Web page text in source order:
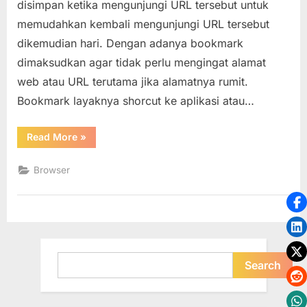
Browser
Mozilla
Firefox
disimpan ketika mengunjungi URL tersebut untuk
memudahkan kembali mengunjungi URL tersebut
dikemudian hari. Dengan adanya bookmark
dimaksudkan agar tidak perlu mengingat alamat
web atau URL terutama jika alamatnya rumit.
Bookmark layaknya shorcut ke aplikasi atau…
Read More“Ekspor
dan
Mozilla
»
Browser
Search